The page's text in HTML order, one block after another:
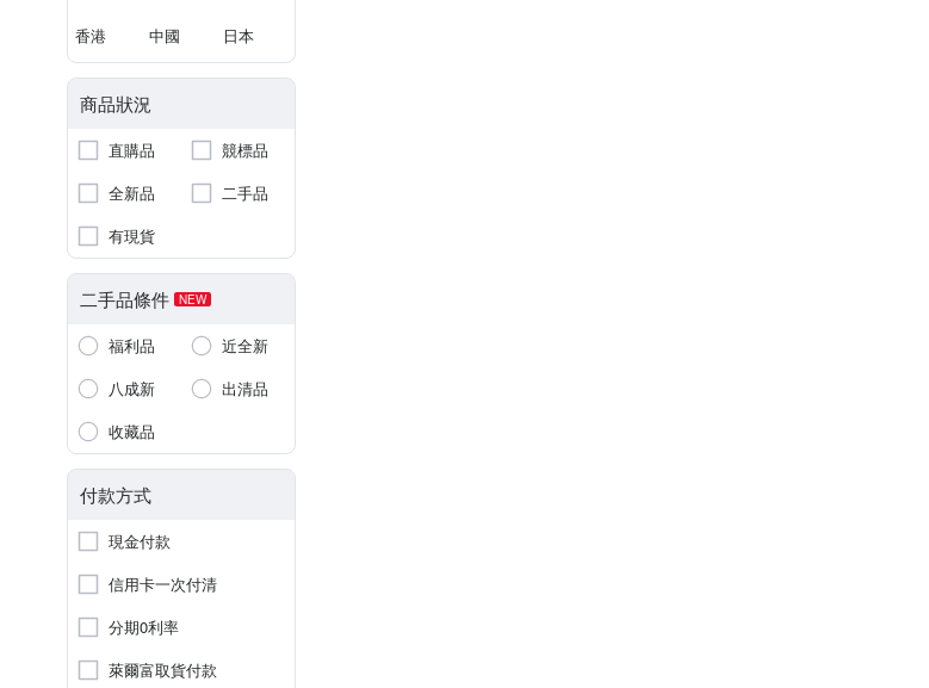
香港 中國 日本
商品狀況
直購品
競標品
全新品
二手品
有現貨
二手品條件 NEW
福利品
近全新
八成新
出清品
收藏品
付款方式
現金付款
信用卡一次付清
分期0利率
萊爾富取貨付款